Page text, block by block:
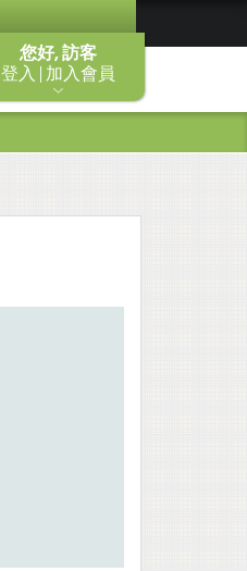
您好, 訪客
登入 | 加入會員